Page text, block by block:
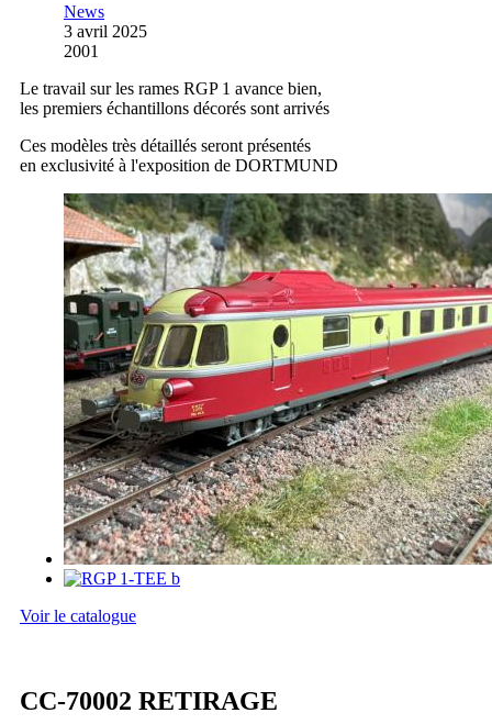
News
3 avril 2025
2001
Le travail sur les rames RGP 1 avance bien,
les premiers échantillons décorés sont arrivés
Ces modèles très détaillés seront présentés
en exclusivité à l'exposition de DORTMUND
Voir le catalogue
CC-70002 RETIRAGE